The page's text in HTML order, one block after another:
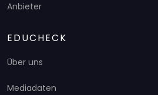
Anbieter
EDUCHECK
Über uns
Mediadaten